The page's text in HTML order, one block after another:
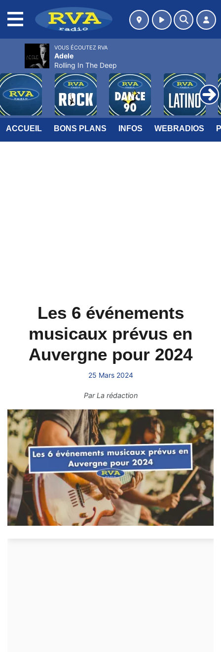
ACCUEIL BONS PLANS INFOS WEBRADIOS
Les 6 événements
musicaux prévus en
Auvergne pour 2024
25 Mars 2024
ParLa rédaction
VOUS ÉCOUTEZ RVA
Adele
Rolling In The Deep